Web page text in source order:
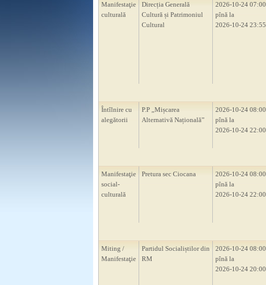
Manifestaţie
culturală
Direcția Generală
Cultură și Patrimoniul
Cultural
2026-10-24 07:00
pînă la
2026-10-24 23:55
Întîlnire cu
alegătorii
P.P „Mișcarea
Alternativă Națională”
2026-10-24 08:00
pînă la
2026-10-24 22:00
Manifestaţie
social-
culturală
Pretura sec Ciocana
2026-10-24 08:00
pînă la
2026-10-24 22:00
Miting /
Manifestaţie
Partidul Socialiștilor din
RM
2026-10-24 08:00
pînă la
2026-10-24 20:00